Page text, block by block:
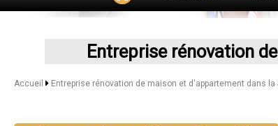
Entreprise rénovation
Accueil Entreprise rénovation de maison et d'appartement dans la